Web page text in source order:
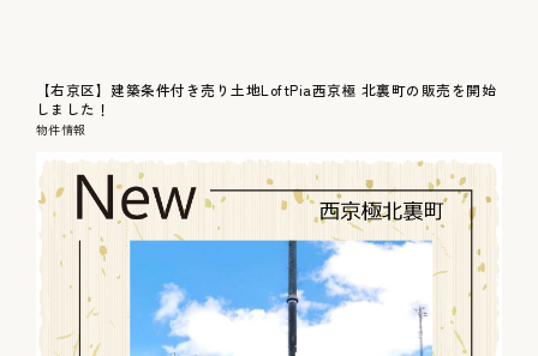
Wロフトのいえ
みんなのいえ
【右京区】建築条件付き売り土地LoftPia西京極 北裏町の販売を開始
しました！
物件情報